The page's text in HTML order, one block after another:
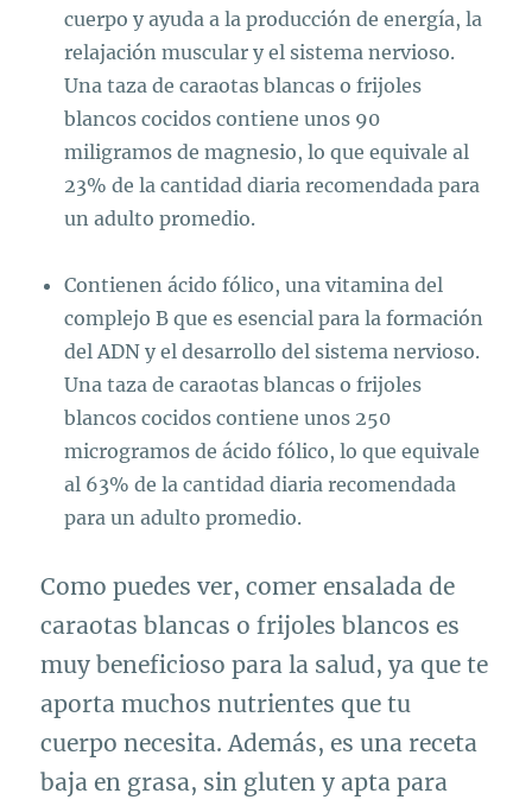
cuerpo y ayuda a la producción de energía, la
relajación muscular y el sistema nervioso.
Una taza de caraotas blancas o frijoles
blancos cocidos contiene unos 90
miligramos de magnesio, lo que equivale al
23% de la cantidad diaria recomendada para
un adulto promedio.
Contienen ácido fólico, una vitamina del
complejo B que es esencial para la formación
del ADN y el desarrollo del sistema nervioso.
Una taza de caraotas blancas o frijoles
blancos cocidos contiene unos 250
microgramos de ácido fólico, lo que equivale
al 63% de la cantidad diaria recomendada
para un adulto promedio.
Como puedes ver, comer ensalada de
caraotas blancas o frijoles blancos es
muy beneficioso para la salud, ya que te
aporta muchos nutrientes que tu
cuerpo necesita. Además, es una receta
baja en grasa, sin gluten y apta para